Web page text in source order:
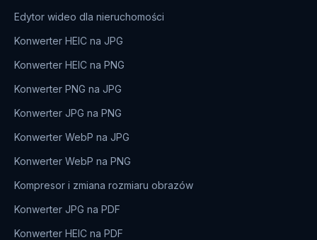
Edytor wideo dla nieruchomości
Konwerter HEIC na JPG
Konwerter HEIC na PNG
Konwerter PNG na JPG
Konwerter JPG na PNG
Konwerter WebP na JPG
Konwerter WebP na PNG
Kompresor i zmiana rozmiaru obrazów
Konwerter JPG na PDF
Konwerter HEIC na PDF